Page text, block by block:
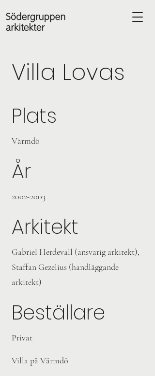
Villa Lovas
Plats
Värmdö
År
2002-2003
Arkitekt
Gabriel Herdevall (ansvarig arkitekt),
Staffan Gezelius (handläggande
arkitekt)
Beställare
Privat
Villa på Värmdö